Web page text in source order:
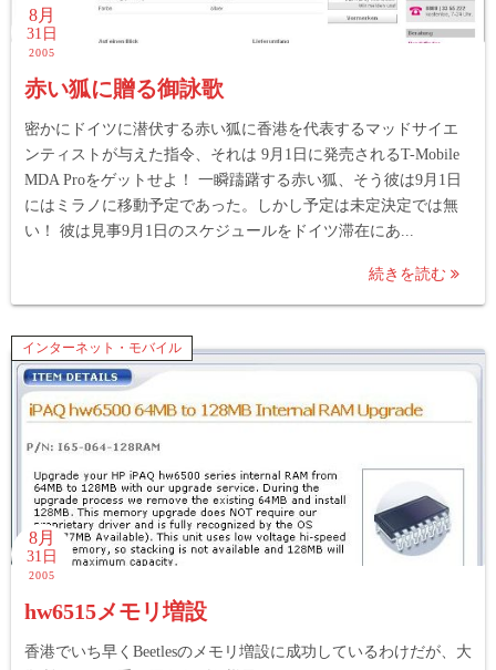
8月
31日
2005
赤い狐に贈る御詠歌
密かにドイツに潜伏する赤い狐に香港を代表するマッドサイエ
ンティストが与えた指令、それは 9月1日に発売されるT-Mobile
MDA Proをゲットせよ！ 一瞬躊躇する赤い狐、そう彼は9月1日
にはミラノに移動予定であった。しかし予定は未定決定では無
い！ 彼は見事9月1日のスケジュールをドイツ滞在にあ...
続きを読む
インターネット・モバイル
8月
31日
2005
hw6515メモリ増設
香港でいち早くBeetlesのメモリ増設に成功しているわけだが、大